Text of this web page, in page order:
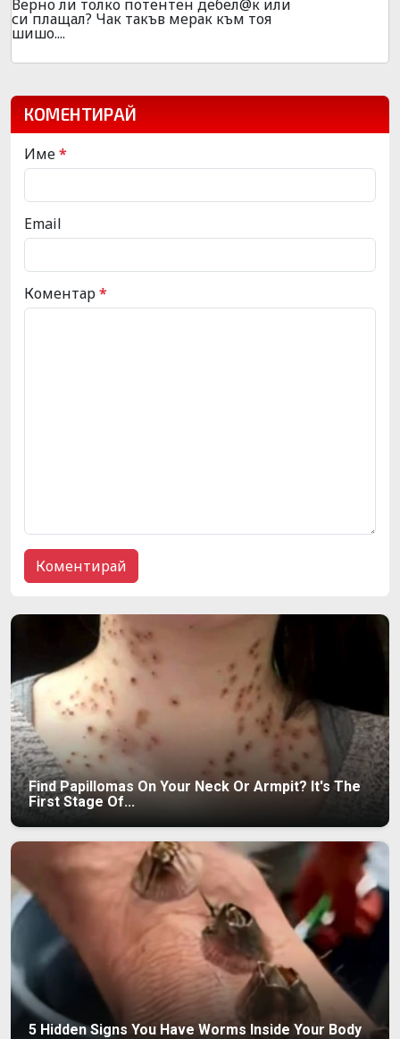
Верно ли толко потентен дебел@к или
си плащал? Чак такъв мерак към тоя
шишо....
КОМЕНТИРАЙ
Име*
Email
Коментар*
Find Papillomas On Your Neck Or Armpit? It's The
First Stage Of...
5 Hidden Signs You Have Worms Inside Your Body